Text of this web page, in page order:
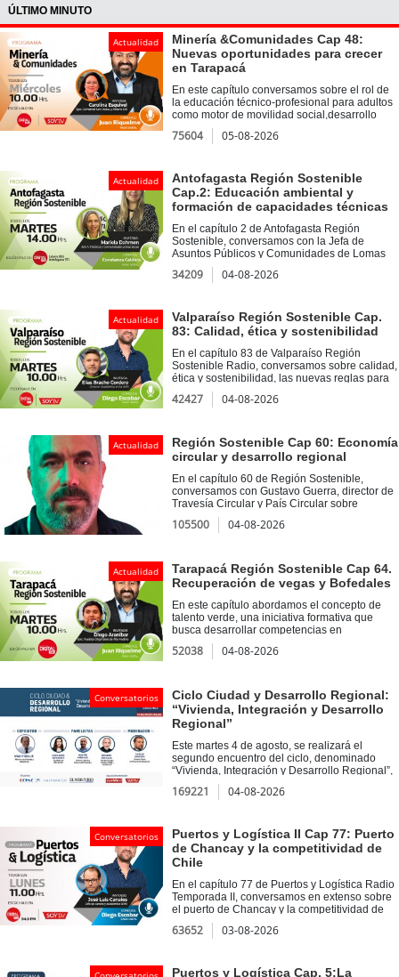
ÚLTIMO MINUTO
Actualidad
Minería &Comunidades Cap 48:
Nuevas oportunidades para crecer
en Tarapacá
En este capítulo conversamos sobre el rol de
la educación técnico-profesional para adultos
como motor de movilidad social,desarrollo
regional, las especialidades con mayor
demanda, los desafíos de formar talento para
la experiencia de EBI Chile como socio
estratégico de la minería y la industria en la
región Tarapacá.
75604 05-08-2026
Actualidad
Antofagasta Región Sostenible
Cap.2: Educación ambiental y
formación de capacidades técnicas
En el capítulo 2 de Antofagasta Región
Sostenible, conversamos con la Jefa de
Asuntos Públicos y Comunidades de Lomas
Bayas, Mariela Dahmen acerca del programa
Semillero LomasLab, el cual entrega
Arenales. Asimismo, en Voces Sostenibles,
tuvimos como invitado a Rodolfo Tapia,
encargado de metodologías de Verdical, con
quien profundizamos en la importancia de la
educación ambiental.
34209 04-08-2026
Actualidad
Valparaíso Región Sostenible Cap.
83: Calidad, ética y sostenibilidad
En el capítulo 83 de Valparaíso Región
Sostenible Radio, conversamos sobre calidad,
ética y sostenibilidad, las nuevas reglas para
las organizaciones del futuro junto al doctor
Elías Bracho Cordero, director Académico del
sección Voces Sostenibles, dialogamos con
Eva Soto Acevedo, académica de la Facultad
de Ingeniería y coordinadora del Diplomado
Energía 2030 de la Universidad de Playa
Ancha.
42427 04-08-2026
Actualidad
Región Sostenible Cap 60: Economía
circular y desarrollo regional
En el capítulo 60 de Región Sostenible,
conversamos con Gustavo Guerra, director de
Travesía Circular y País Circular sobre
economía circular y desarrollo regional.
Además, en nuestra sección de iniciativas
en Neurociencias de la Universidad
Autónoma.
105500 04-08-2026
Actualidad
Tarapacá Región Sostenible Cap 64.
Recuperación de vegas y Bofedales
En este capítulo abordamos el concepto de
talento verde, una iniciativa formativa que
busca desarrollar competencias en
sostenibilidad y economía circular en
estudiantes de educación superior. Además,
bofedales a través de la Iniciativa Más Agua,
un proyecto que rescata técnicas ancestrales
aymaras para la gestión sostenible del recurso
hídrico en ecosistemas altoandinos.
52038 04-08-2026
Conversatorios
Ciclo Ciudad y Desarrollo Regional:
“Vivienda, Integración y Desarrollo
Regional”
Este martes 4 de agosto, se realizará el
segundo encuentro del ciclo, denominado
“Vivienda, Integración y Desarrollo Regional”,
instancia organizada por la Cámara Chilena
de la Construcción de Valparaíso y El Mercurio
del futuro de nuestras ciudades y el desafío de
impulsar un desarrollo territorial que mejore la
calidad de vida de las personas, amplíe el
acceso a la vivienda y resguarde la identidad y
las particularidades geográficas de cada
comunidad, fortaleciendo la descentralización
y promoviendo un desarrollo más equitativo.
principal del Ministro de Vivienda y
integrado por Macarena Ripamonti, alcaldesa
169221 04-08-2026
Conversatorios
Puertos y Logística II Cap 77: Puerto
de Chancay y la competitividad de
Chile
En el capítulo 77 de Puertos y Logística Radio
Temporada II, conversamos en extenso sobre
el puerto de Chancay y la competitividad de
Chile junto a José Luis Canales, jefe de
carrera y académico de la Facultad de
del Mar. Además, en Voces del Puerto
63652 03-08-2026
Puertos y Logística Cap. 5:La